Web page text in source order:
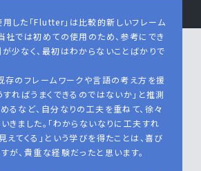
した「Flutter」は比較的新しいフレーム
社では初めての使用のため、参考にでき
少なく、最初はわからないことばかりで
存のフレームワークや言語の考え方を援
すればうまくできるのではないか」と推測
るなど、自分なりの工夫を重ねて、徐々
きました。「わからないなりに工夫すれ
えてくる」という学びを得たことは、喜び
が、貴重な経験だったと思います。